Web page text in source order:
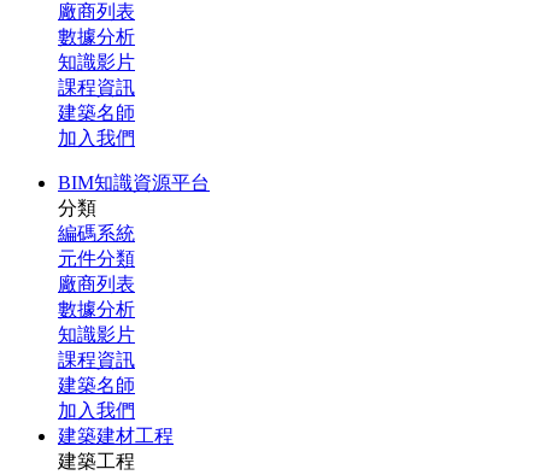
廠商列表
數據分析
知識影片
課程資訊
建築名師
加入我們
BIM知識資源平台
分類
編碼系統
元件分類
廠商列表
數據分析
知識影片
課程資訊
建築名師
加入我們
建築建材工程
建築工程